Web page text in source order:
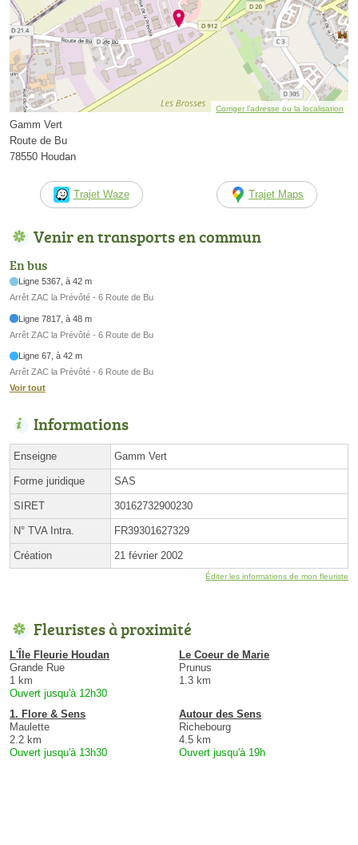
Corriger l’adresse ou la localisation
Gamm Vert
Route de Bu
78550 Houdan
Trajet Waze Trajet Maps
Venir en transports en commun
En bus
Ligne 5367, à 42 m
Arrêt ZAC la Prévôté - 6 Route de Bu
Ligne 7817, à 48 m
Arrêt ZAC la Prévôté - 6 Route de Bu
Ligne 67, à 42 m
Arrêt ZAC la Prévôté - 6 Route de Bu
Voir tout
Informations
Enseigne Gamm Vert
Forme juridique SAS
SIRET 30162732900230
N° TVA Intra. FR39301627329
Création 21 février 2002
Éditer les informations de mon fleuriste
Fleuristes à proximité
L'Île Fleurie Houdan
Grande Rue
1 km
Ouvert jusqu'à 12h30
Le Coeur de Marie
Prunus
1.3 km
1. Flore & Sens
Maulette
2.2 km
Ouvert jusqu'à 13h30
Autour des Sens
Richebourg
4.5 km
Ouvert jusqu'à 19h